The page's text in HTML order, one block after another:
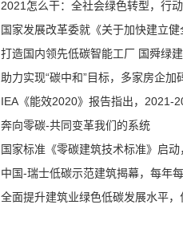
2021怎么干：全社会绿色转型，行
国家发展改革委就《关于加快建立
打造国内领先低碳智能工厂 国舜绿
助力实现“碳中和”目标，多家房企加
IEA《能效2020》报告指出，2021-
奔向零碳-共同变革我们的系统
国家标准《零碳建筑技术标准》启
中国-瑞士低碳示范建筑揭幕，每年
全面提升建筑业绿色低碳发展水平